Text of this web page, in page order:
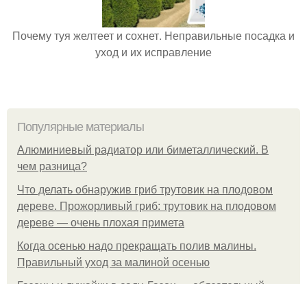
Почему туя желтеет и сохнет. Неправильные посадка и
уход и их исправление
Популярные материалы
Алюминиевый радиатор или биметаллический. В
чем разница?
Что делать обнаружив гриб трутовик на плодовом
дереве. Прожорливый гриб: трутовик на плодовом
дереве — очень плохая примета
Когда осенью надо прекращать полив малины.
Правильный уход за малиной осенью